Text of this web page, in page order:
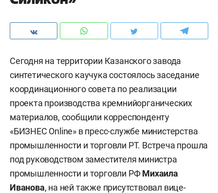
Сегодня на территории Казанского завода
синтетического каучука состоялось заседание
координационного совета по реализации
проекта производства кремнийорганических
материалов, сообщили корреспонденту
«БИЗНЕС Online» в пресс-службе министерства
промышленности и торговли РТ. Встреча прошла
под руководством заместителя министра
промышленности и торговли РФМихаила
Иванова, на ней также присутствовал вице-